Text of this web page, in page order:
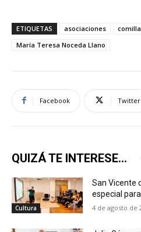
ETIQUETAS asociaciones
María Teresa Noceda Llano
Facebook Twitter
QUIZÁ TE INTERESE...
Cultura
San Vicente
especial
4 de agosto de